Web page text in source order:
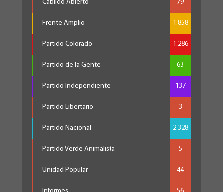
Cabildo Abierto 79
Frente Amplio 1.858
Partido Colorado 1.286
Partido de la Gente 63
Partido Independiente 137
Partido Libertario 3
Partido Nacional 2.328
Partido Verde Animalista 5
Unidad Popular 44